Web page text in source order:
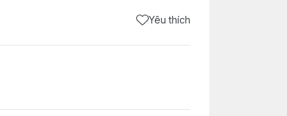
Yêu thích